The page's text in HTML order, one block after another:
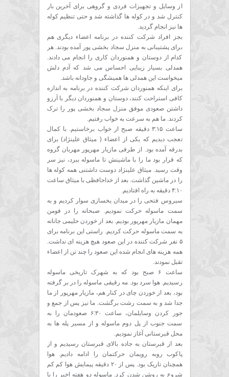
از وسایل و تجهیزات فردی و گروهی برای آخرین بار
کنترل شد و در کوله ها گذاشته شد و حتی تنظیم کوله
ها نیز انجام گردید.
بجز افراد شرکت کننده در برنامه اعضاء دیگری هم
برای پشتیبانی به منزل سجاد بخشی پور آمده بودند. هر
کدام از دوستان و همنوردان کاری را انجام می دادند.
همدلی بسیار زیبایی احساس می شد که آدم دلش
میخواست این همدلی ها همیشگی و جاودانه باشد.
برای اینکه همنوردان شرکت کننده در برنامه به اندازه
کافی استراحت کنند، دوستان و همنوردان دیگر با آرزو
داشتن صعودی موفق منزل سجاد بخشی پور را ترک
کردند. ما هم به سرعت به خواب رفتیم.
ساعت ۳:۱۵ دقیقه صبح از خواب برخاستیم. با کمال
تعجب دیدیم که یکی از اعضاء ( میثاق علینژاد) برای
بدرقه آمده بود. از طرفی مازیار مهرپور مهربان گروه
که قرار بود ما را با ماشینش تا ماسوله ببرد، نیز سر
وقت رسید. میثاق علینژاد دوست داشتنی همه کوله ها
را در ماشین گذاشت. بعد از خداحافظی با میثاق ساعت
۴:۱۰ دقیقه به راه افتادیم.
سیروس فتحی را در میدان یخسازی سوار کردیم و به
سمت ماسوله حرکت نمودیم. صبحانه را در فومن
مهمان مازیار مهرپور بودیم. بعد از خوردن حلیمی جانانه
به سمت ماسوله حرکت کردیم. راستی این برنامه برای
۵ نفر شرکت کننده در این صعود هیچ هزینه ای نداشت.
همه هزینه های انجام شده این صعود را چند تن از اعضاء
تقبل نمودند.
ساعت ۶ صبح بود که به شهرک تاریخی ماسوله
رسیدیم. هوا سرد بود. مه رقیقی ماسوله را در بر گرفته
بود، بعد از خوردن چای در کنار هم، مازیار مهرپور از ما
جدا شد و به سمت رشت برگشت. ما نیز پس از جمع و
جور کردن وسایلمان، ساعت ۶:۳۰ صعودمان را به
سمت جنوب از پل دوم ماسوله و از مسیر پله ها به
محل قبرستانی آغاز نمودیم.
بعد از قبرستان به جاده بالای قبرستان رسیدیم و از
پاکوب روبه رویمان حرکتمان را ادامه دادیم. هوا
همچنان تاریک بود. پس از ۲۰ دقیقه پیمایش هوا کم کم
شروع به روشن شدن کرد. ماسوله دو هفته اخیر را با